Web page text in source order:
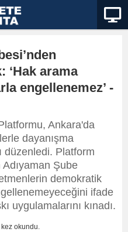
‘Hak arama
engellenemez’ -
Ankara'da
dayanışma
düzenledi. Platform
Şube
demokratik
ifade
uygulamalarını kınadı.
kez okundu.